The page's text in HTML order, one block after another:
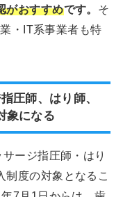
がおすすめです。 そ
・IT系事業者も特
圧師、はり師、
象になる
ージ指圧師・はり
制度の対象となるこ